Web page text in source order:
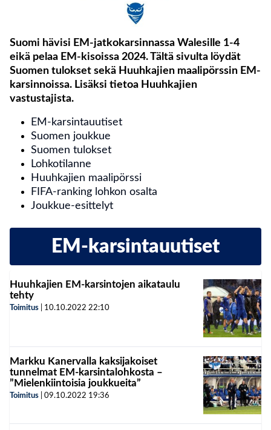
Suomi hävisi EM-jatkokarsinnassa Walesille 1-4
eikä pelaa EM-kisoissa 2024. Tältä sivulta löydät
Suomen tulokset sekä Huuhkajien maalipörssin EM-
karsinnoissa. Lisäksi tietoa Huuhkajien
vastustajista.
EM-karsintauutiset
Suomen joukkue
Suomen tulokset
Lohkotilanne
Huuhkajien maalipörssi
FIFA-ranking lohkon osalta
Joukkue-esittelyt
EM-karsintauutiset
Huuhkajien EM-karsintojen aikataulu
tehty
Toimitus 10.10.2022 22:10
Markku Kanervalla kaksijakoiset
tunnelmat EM-karsintalohkosta –
”Mielenkiintoisia joukkueita”
Toimitus 09.10.2022 19:36